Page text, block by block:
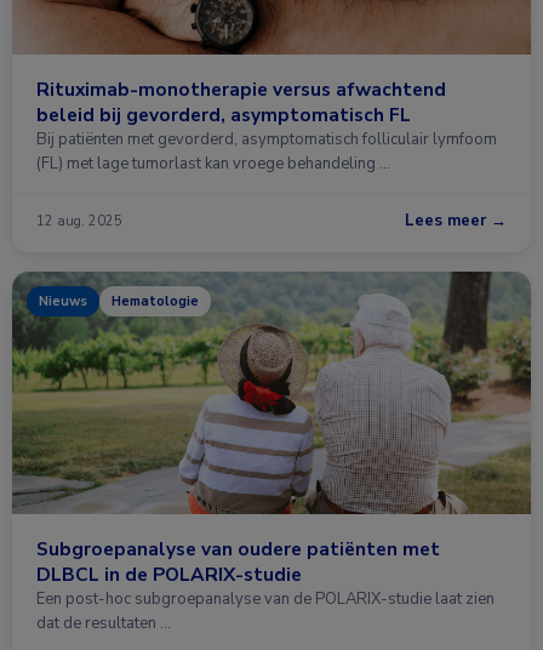
Rituximab-monotherapie versus afwachtend
beleid bij gevorderd, asymptomatisch FL
Bij patiënten met gevorderd, asymptomatisch folliculair lymfoom
(FL) met lage tumorlast kan vroege behandeling …
12 aug. 2025 Lees meer →
Nieuws Hematologie
Subgroepanalyse van oudere patiënten met
DLBCL in de POLARIX-studie
Een post-hoc subgroepanalyse van de POLARIX-studie laat zien
dat de resultaten …